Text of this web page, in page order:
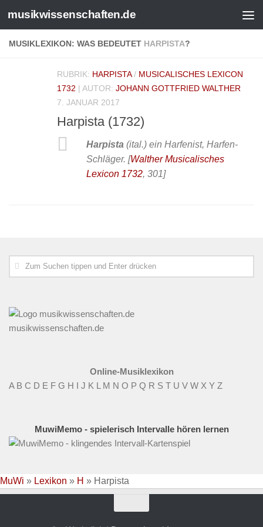
musikwissenschaften.de
MUSIKLEXIKON: WAS BEDEUTET HARPISTA?
RUBRIK: HARPISTA/ MUSICALISCHES LEXICON
1732 | AUTOR: JOHANN GOTTFRIED WALTHER
7. JANUAR 2017
Harpista (1732)
Harpista (ital.) ein Harfenist, Harfen-
Schläger. [Walther Musicalisches
Lexicon 1732, 301]
musikwissenschaften.de
Online-Musiklexikon
A B C D E F G H I J K L M N O P Q R S T U V W X Y Z
MuwiMemo - spielerisch Intervalle hören lernen
MuWi » Lexikon » H » Harpista